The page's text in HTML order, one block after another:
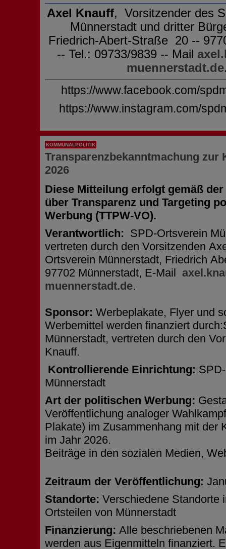
Axel Knauff, Vorsitzender des
Münnerstadt und dritter
Friedrich-Abert-Straße 20 --
-- Tel.: 09733/9839 -- Mail
muennerstadt.de
https://www.facebook.com/
https://www.instagram.com/
KOMMUNALPOLITIK
Transparenzbekanntmachung zur
2026
Diese Mitteilung erfolgt gemäß
über Transparenz und Targeting
Werbung (TTPW-VO).
Verantwortlich: SPD-Ortsverein
vertreten durch den Vorsitzenden
Ortsverein Münnerstadt, Friedrich
97702 Münnerstadt, E-Mail
muennerstadt.de.
Sponsor: Werbeplakate, Flyer und
Werbemittel werden finanziert
Münnerstadt, vertreten durch den
Knauff.
Kontrollierende Einrichtung:
Münnerstadt
Art der politischen Werbung:
Veröffentlichung analoger
Plakate) im Zusammenhang mit der
im Jahr 2026.
Beiträge in den sozialen Medien,
Zeitraum der Veröffentlichung:
Standorte: Verschiedene Standorte
Ortsteilen von Münnerstadt
Finanzierung: Alle beschriebenen
werden aus Eigenmitteln finanziert.